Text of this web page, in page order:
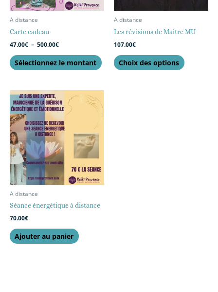
A distance
Carte cadeau
47.00€ – 500.00€
Sélectionnez le montant
A distance
Les révisions de Maitre MU
107.00€
Choix des options
sur
du
A distance
Séance énergétique à distance
70.00€
Ajouter au panier